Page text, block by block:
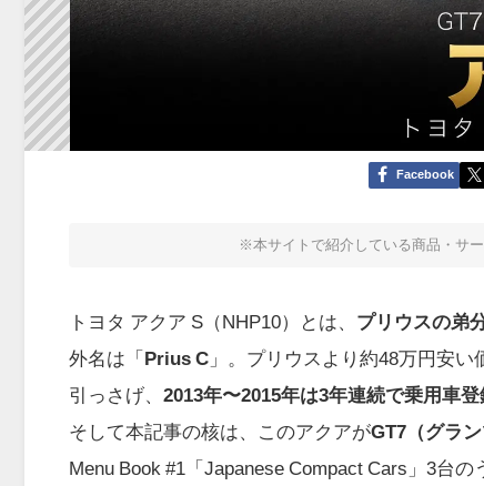
Facebook
※本サイトで紹介している商品・サ
トヨタ アクア S（NHP10）とは、 プリウスの弟
外名は「 Prius C 」。プリウスより約48万円安い
引っさげ、 2013年〜2015年は3年連続で乗用車
そして本記事の核は、このアクアがGT7（グラ
Menu Book #1「Japanese Compact Cars」3台の